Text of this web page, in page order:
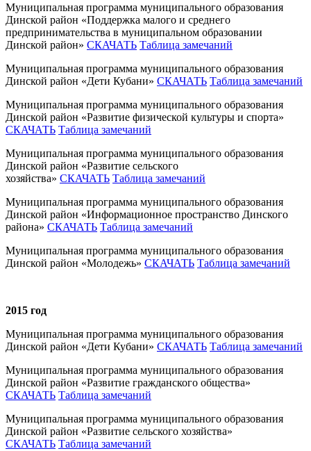
Муниципальная программа муниципального образования
Динской район «Поддержка малого и среднего
предпринимательства в муниципальном образовании
Динской район» СКАЧАТЬ Таблица замечаний
Муниципальная программа муниципального образования
Динской район «Дети Кубани» СКАЧАТЬ Таблица замечаний
Муниципальная программа муниципального образования
Динской район «Развитие физической культуры и спорта»
СКАЧАТЬ Таблица замечаний
Муниципальная программа муниципального образования
Динской район «Развитие сельского
хозяйства» СКАЧАТЬ Таблица замечаний
Муниципальная программа муниципального образования
Динской район «Информационное пространство Динского
района» СКАЧАТЬ Таблица замечаний
Муниципальная программа муниципального образования
Динской район «Молодежь» СКАЧАТЬ Таблица замечаний
2015 год
Муниципальная программа муниципального образования
Динской район «Дети Кубани» СКАЧАТЬ Таблица замечаний
Муниципальная программа муниципального образования
Динской район «Развитие гражданского общества»
СКАЧАТЬ Таблица замечаний
Муниципальная программа муниципального образования
Динской район «Развитие сельского хозяйства»
СКАЧАТЬ Таблица замечаний